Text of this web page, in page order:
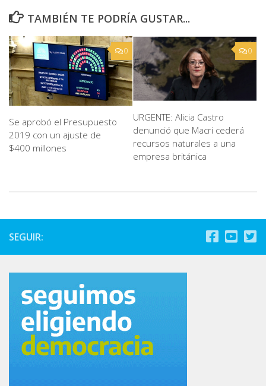
TAMBIÉN TE PODRÍA GUSTAR...
0
Se aprobó el Presupuesto
2019 con un ajuste de
$400 millones
0
URGENTE: Alicia Castro
denunció que Macri cederá
recursos naturales a una
empresa británica
SEGUIR: